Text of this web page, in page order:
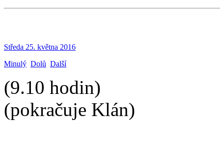
Středa 25. května 2016
Minulý Dolů Další
(9.10 hodin)
(pokračuje Klán)